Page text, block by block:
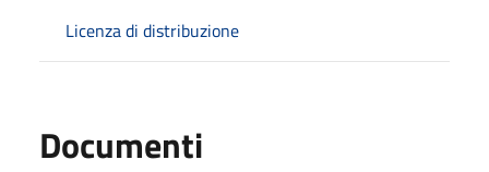
Licenza di distribuzione
Documenti